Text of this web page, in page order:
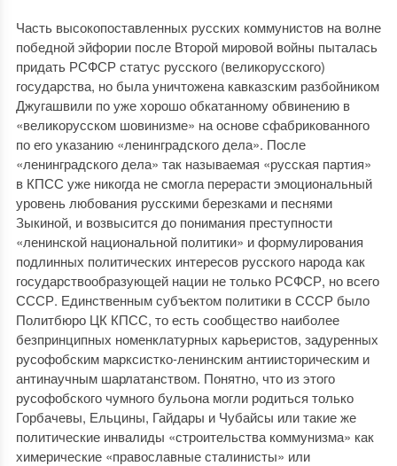
Часть высокопоставленных русских коммунистов на волне
победной эйфории после Второй мировой войны пыталась
придать РСФСР статус русского (великорусского)
государства, но была уничтожена кавказским разбойником
Джугашвили по уже хорошо обкатанному обвинению в
«великорусском шовинизме» на основе сфабрикованного
по его указанию «ленинградского дела». После
«ленинградского дела» так называемая «русская партия»
в КПСС уже никогда не смогла перерасти эмоциональный
уровень любования русскими березками и песнями
Зыкиной, и возвысится до понимания преступности
«ленинской национальной политики» и формулирования
подлинных политических интересов русского народа как
государствообразующей нации не только РСФСР, но всего
СССР. Единственным субъектом политики в СССР было
Политбюро ЦК КПСС, то есть сообщество наиболее
безпринципных номенклатурных карьеристов, задуренных
русофобским марксистко-ленинским антиисторическим и
антинаучным шарлатанством. Понятно, что из этого
русофобского чумного бульона могли родиться только
Горбачевы, Ельцины, Гайдары и Чубайсы или такие же
политические инвалиды «строительства коммунизма» как
химерические «православные сталинисты» или